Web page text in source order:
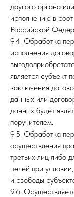
другого органа
исполнению в
Российской
9.4. Обработка
исполнения
является субъект
заключения
данных или
данных будет
поручителем.
9.5. Обработка
осуществления
третьих лиц либо
целей при
и свободы
9.6.